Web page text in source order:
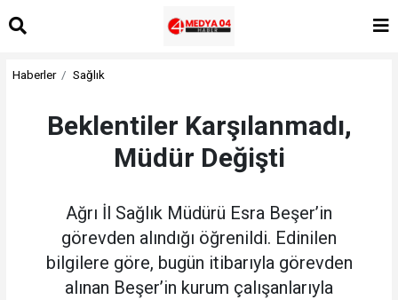
Haberler Sağlık
Beklentiler Karşılanmadı,
Müdür Değişti
Ağrı İl Sağlık Müdürü Esra Beşer’in
görevden alındığı öğrenildi. Edinilen
bilgilere göre, bugün itibarıyla görevden
alınan Beşer’in kurum çalışanlarıyla